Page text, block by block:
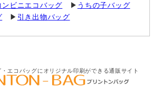
ンビニエコバッグ ▶ うちの子バッグ
▶ 引き出物バッグ
・エコバッグにオリジナル印刷ができる通販サイト